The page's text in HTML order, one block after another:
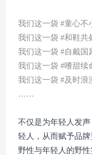
我们这一袋 #童心不
我们这一袋 #和鞋共
我们这一袋 #自戴国
我们这一袋 #嗜甜续
我们这一袋 #及时浪
……
不仅是为年轻人发
轻人，从而赋予品
野性与年轻人的野性